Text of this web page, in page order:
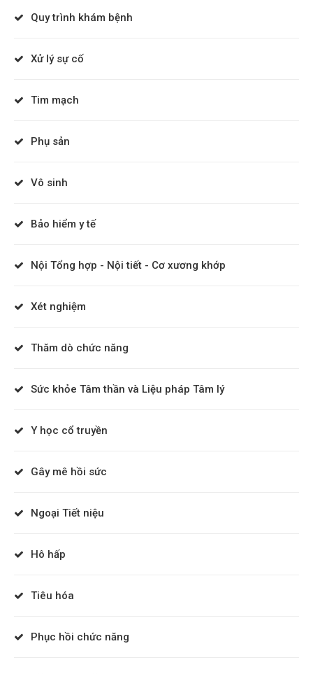
Quy trình khám bệnh
Xử lý sự cố
Tim mạch
Phụ sản
Vô sinh
Bảo hiểm y tế
Nội Tổng hợp - Nội tiết - Cơ xương khớp
Xét nghiệm
Thăm dò chức năng
Sức khỏe Tâm thần và Liệu pháp Tâm lý
Y học cổ truyền
Gây mê hồi sức
Ngoại Tiết niệu
Hô hấp
Tiêu hóa
Phục hồi chức năng